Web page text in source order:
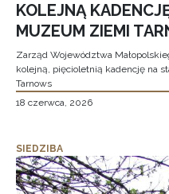
KOLEJNĄ
MUZEUM ZIEMI
Zarząd Województwa
kolejną, pięcioletnią kadencję na
Tarnows
18 czerwca, 2026
SIEDZIBA